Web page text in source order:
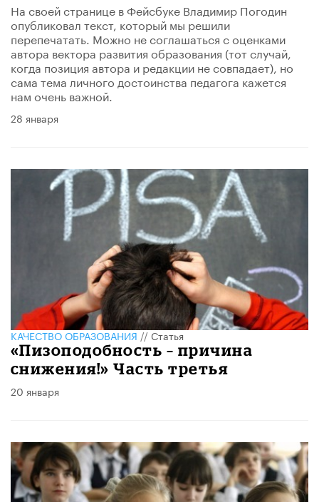
На своей странице в Фейсбуке Владимир Погодин
опубликовал текст, который мы решили
перепечатать. Можно не соглашаться с оценками
автора вектора развития образования (тот случай,
когда позиция автора и редакции не совпадает), но
сама тема личного достоинства педагога кажется
нам очень важной.
28 января
КАЧЕСТВО ОБРАЗОВАНИЯ//Статья
«Пизоподобность – причина
снижения!» Часть третья
20 января